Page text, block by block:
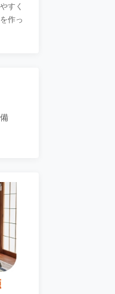
すく
作っ